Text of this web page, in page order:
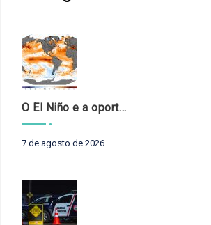
O El Niño e a oportunidade de fortalecer o controle externo das políticas climáticas
7 de agosto de 2026